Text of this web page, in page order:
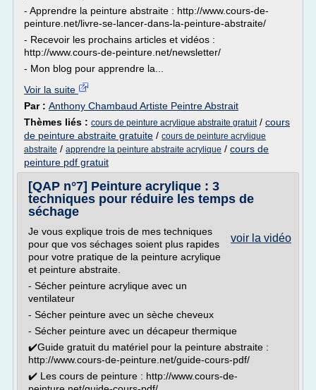
- Apprendre la peinture abstraite : http://www.cours-de-
peinture.net/livre-se-lancer-dans-la-peinture-abstraite/
- Recevoir les prochains articles et vidéos :
http://www.cours-de-peinture.net/newsletter/
- Mon blog pour apprendre la...
Voir la suite
Par : Anthony Chambaud Artiste Peintre Abstrait
Thèmes liés : cours de peinture acrylique abstraite gratuit/ cours
de peinture abstraite gratuite / cours de peinture acrylique
abstraite / apprendre la peinture abstraite acrylique / cours de
peinture pdf gratuit
[QAP n°7] Peinture acrylique : 3
techniques pour réduire les temps de
séchage
voir la vidéo
Je vous explique trois de mes techniques
pour que vos séchages soient plus rapides
pour votre pratique de la peinture acrylique
et peinture abstraite.
- Sécher peinture acrylique avec un
ventilateur
- Sécher peinture avec un sèche cheveux
- Sécher peinture avec un décapeur thermique
✔️Guide gratuit du matériel pour la peinture abstraite :
http://www.cours-de-peinture.net/guide-cours-pdf/
✔️ Les cours de peinture : http://www.cours-de-